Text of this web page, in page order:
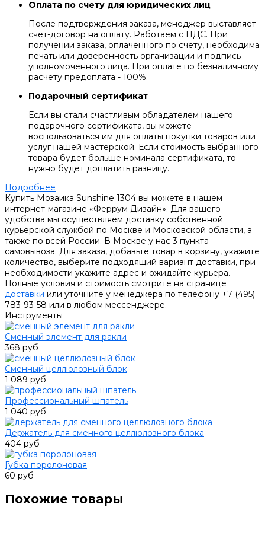
Оплата по счету для юридических лиц
После подтверждения заказа, менеджер выставляет
счет-договор на оплату. Работаем с НДС. При
получении заказа, оплаченного по счету, необходима
печать или доверенность организации и подпись
уполномоченного лица. При оплате по безналичному
расчету предоплата - 100%.
Подарочный сертификат
Если вы стали счастливым обладателем нашего
подарочного сертификата, вы можете
воспользоваться им для оплаты покупки товаров или
услуг нашей мастерской. Если стоимость выбранного
товара будет больше номинала сертификата, то
нужно будет доплатить разницу.
Подробнее
Купить Мозаика Sunshine 1304 вы можете в нашем
интернет-магазине «Феррум Дизайн». Для вашего
удобства мы осуществляем доставку собственной
курьерской службой по Москве и Московской области, а
также по всей России. В Москве у нас 3 пункта
самовывоза. Для заказа, добавьте товар в корзину, укажите
количество, выберите подходящий вариант доставки, при
необходимости укажите адрес и ожидайте курьера.
Полные условия и стоимость смотрите на странице
доставки или уточните у менеджера по телефону +7 (495)
783-93-58 или в любом мессенджере.
Инструменты
Сменный элемент для ракли
368 руб
Сменный целлюлозный блок
1 089 руб
Профессиональный шпатель
1 040 руб
Держатель для сменного целлюлозного блока
404 руб
Губка поролоновая
60 руб
Похожие товары